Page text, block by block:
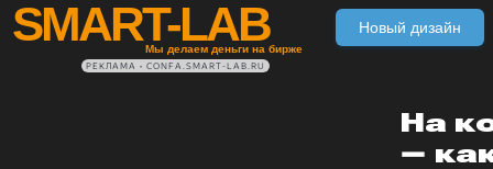
SMART-LAB
Мы делаем деньги на бирже
Новый дизайн
РЕКЛАМА • CONFA.SMART-LAB.RU